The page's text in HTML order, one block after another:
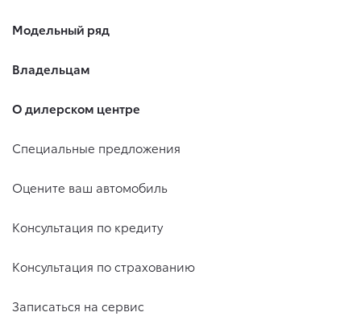
Модельный ряд
Владельцам
О дилерском центре
Специальные предложения
Оцените ваш автомобиль
Консультация по кредиту
Консультация по страхованию
Записаться на сервис